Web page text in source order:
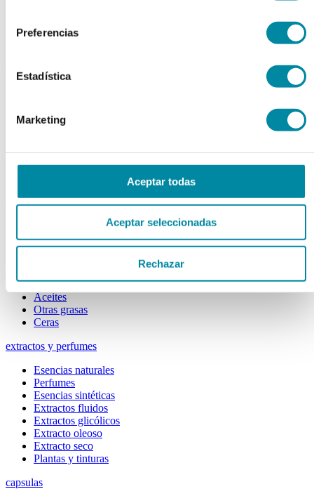
Preferencias
Estadística
Marketing
Aceptar todas
Aceptar seleccionadas
Rechazar
Principios Activos Cosméticos
Principios Activos Farmacéuticos Especiales
Excipientes varios
Disolventes
Siliconas
Tensioactivos
bases y jarabes
Bases
Emulsionantes
Aceites
Otras grasas
Ceras
extractos y perfumes
Esencias naturales
Perfumes
Esencias sintéticas
Extractos fluidos
Extractos glicólicos
Extracto oleoso
Extracto seco
Plantas y tinturas
capsulas